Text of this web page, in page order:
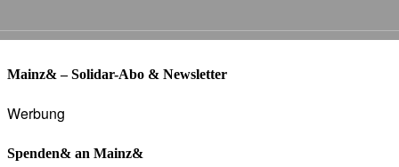
Mainz& – Solidar-Abo & Newsletter
Werbung
Spenden& an Mainz&